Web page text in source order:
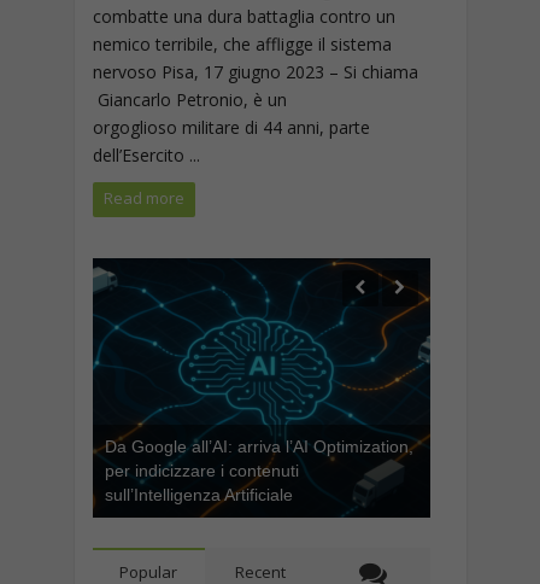
combatte una dura battaglia contro un
nemico terribile, che affligge il sistema
nervoso Pisa, 17 giugno 2023 – Si chiama
Giancarlo Petronio, è un
orgoglioso militare di 44 anni, parte
dell’Esercito ...
Read more
Da Google all’AI: arriva l’AI Optimization,
per indicizzare i contenuti
sull’Intelligenza Artificiale
Popular Recent